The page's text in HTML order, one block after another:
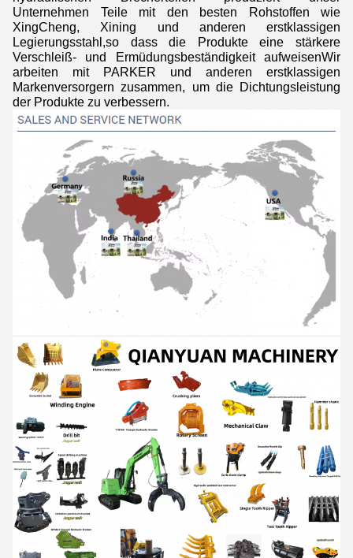
Unternehmen Teile mit den besten Rohstoffen wie
XingCheng, Xining und anderen erstklassigen
Legierungsstahl,so dass die Produkte eine stärkere
Verschleiß- und Ermüdungsbeständigkeit aufweisenWir
arbeiten mit PARKER und anderen erstklassigen
Markenversorgern zusammen, um die Dichtungsleistung
der Produkte zu verbessern.